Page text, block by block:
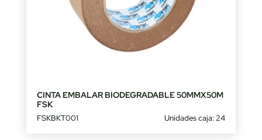
CINTA EMBALAR BIODEGRADABLE 50MMX50M
FSK
FSKBKT001 Unidades caja: 24